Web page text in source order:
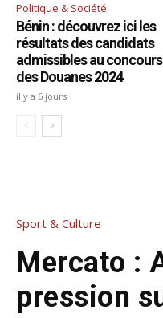
Politique & Société
Bénin : découvrez ici les
résultats des candidats
admissibles au concours
des Douanes 2024
il y a 6 jours